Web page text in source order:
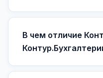
В чем отличие